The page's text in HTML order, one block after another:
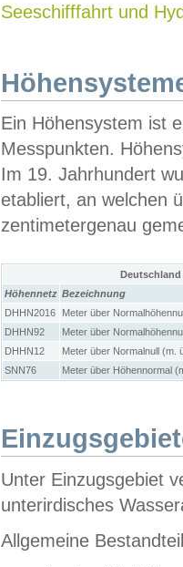
Seeschifffahrt und
Ein Höhensystem ist
Messpunkten.
Im 19. Jahrhundert
etabliert, an welchen
zentimetergenau
Höhennetz Bezeichnung
DHHN2016
Meter über
DHHN92
Meter über
DHHN12
Meter über Normalnull (m.
SNN76
Meter über Höhennormal
Unter Einzugsgebiet
unterirdisches
Allgemeine